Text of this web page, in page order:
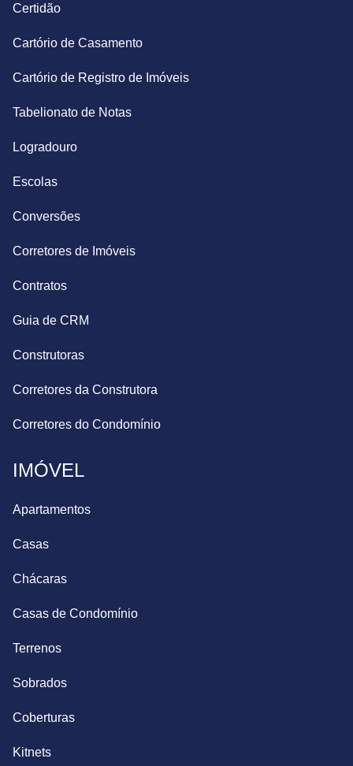
Certidão
Cartório de Casamento
Cartório de Registro de Imóveis
Tabelionato de Notas
Logradouro
Escolas
Conversões
Corretores de Imóveis
Contratos
Guia de CRM
Construtoras
Corretores da Construtora
Corretores do Condomínio
IMÓVEL
Apartamentos
Casas
Chácaras
Casas de Condomínio
Terrenos
Sobrados
Coberturas
Kitnets